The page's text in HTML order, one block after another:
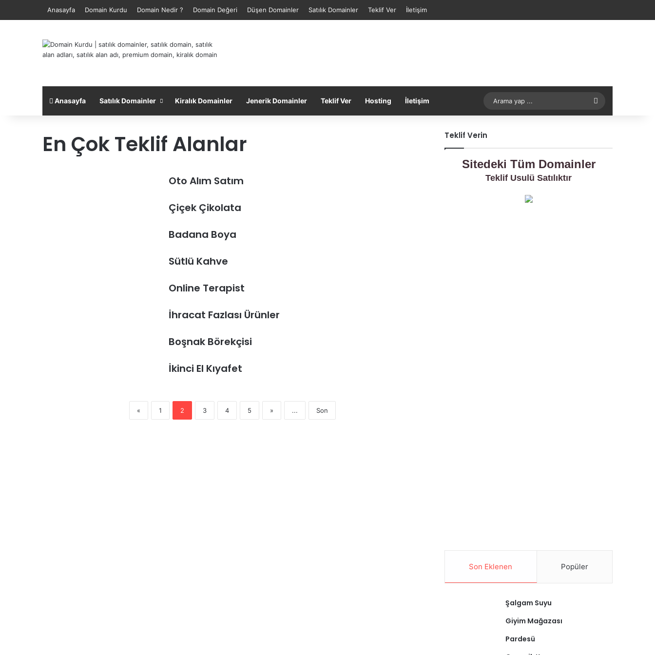
Anasayfa Domain Kurdu Domain Nedir ? Domain Değeri Düşen Domainler Satılık Domainler Teklif Ver İletişim
Anasayfa Satılık Domainler Kiralık Domainler Jenerik Domainler Teklif Ver Hosting İletişim
yap
En Çok Teklif Alanlar
Oto Alım Satım
Çiçek Çikolata
Badana Boya
Sütlü Kahve
Online Terapist
İhracat Fazlası Ürünler
Boşnak Börekçisi
İkinci El Kıyafet
« 1 2 3 4 5 » ... Son
Teklif Verin
Sitedeki Tüm Domainler
Teklif Usulü Satılıktır
Son Eklenen Popüler
Şalgam Suyu
Giyim Mağazası
Pardesü